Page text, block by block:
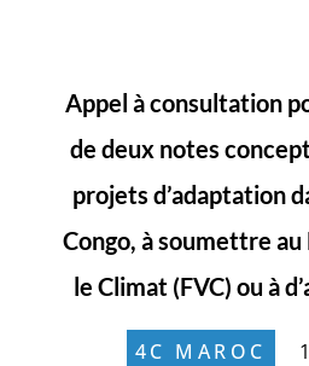
Appel à consultation
de deux notes
projets d’adaptation
Congo, à soumettre
le Climat (FVC) ou à
4C MAROC